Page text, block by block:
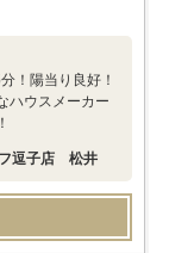
！陽当り良好！
ハウスメーカー
逗子店 松井